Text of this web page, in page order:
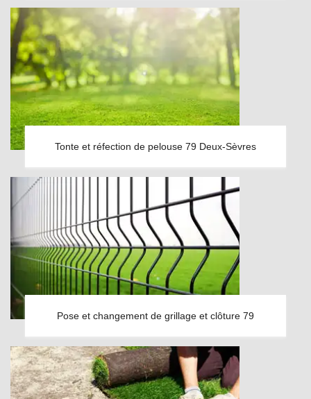
Tonte et réfection de pelouse 79 Deux-Sèvres
Pose et changement de grillage et clôture 79